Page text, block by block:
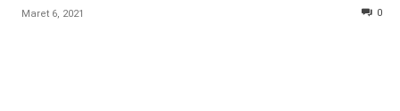
Maret 6, 2021 0